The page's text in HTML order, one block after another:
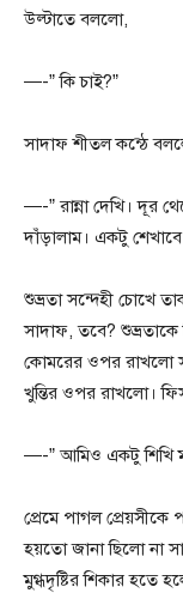
উল্টাতে বললো,
—-” কি চাই?”
সাদাফ শীতল কন্ঠে
—-” রান্না দেখি। দূর
দাঁড়ালাম। একটু
শুভ্রতা সন্দেহী চোখে
সাদাফ, তবে? শুভ্রতাকে
কোমরের ওপর রাখলো
খুন্তির ওপর রাখলো।
—-” আমিও একটু শিখি
প্রেমে পাগল
হয়তো জানা ছিলো না
মুগ্ধদৃষ্টির শিকার হতে